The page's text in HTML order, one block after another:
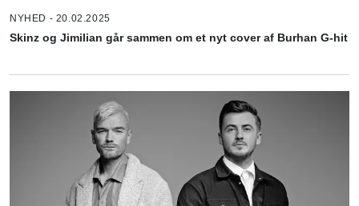
NYHED - 20.02.2025
Skinz og Jimilian går sammen om et nyt cover af Burhan G-hit